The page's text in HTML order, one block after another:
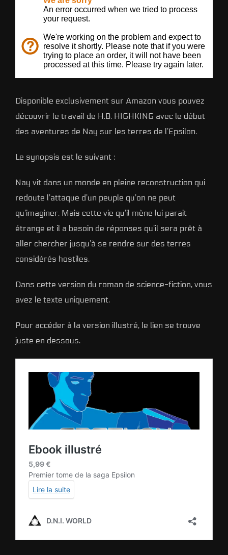
Disponible exclusivement sur Amazon vous pouvez
découvrir le travail de H.B. HIGHKING avec le début
des aventures de Nay sur les terres de l’Epsilon.
Le synopsis est le suivant :
Nay vit dans un monde en pleine reconstruction qui
redoute l’attaque d’un peuple qu’on ne peut
qu’imaginer. Mais cette vie qu’il mène lui parait
étrange et il a besoin de réponses qu’il sera prêt à
aller chercher jusqu’à se rendre sur des terres
considérés hostiles.
Dans cette version du roman de science-fiction, vous
avez le texte uniquement.
Pour accéder à la version illustré, le lien se trouve
juste en dessous.